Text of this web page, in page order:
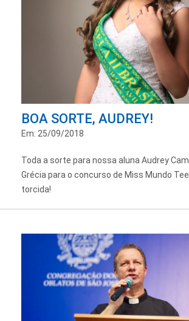
BOA SORTE, AUDREY!
Em: 25/09/2018
Toda a sorte para nossa aluna Audrey
Grécia para o concurso de Miss Mundo
torcida!